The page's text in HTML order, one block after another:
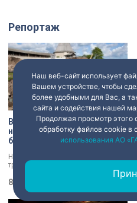
Репортаж
В Старой Ладоге археологи
нашли крест XI века и
боевой топор – главные
Находки, которые вызывают
трепет даже у специалистов!
Нательный крест возрастом более
тысячи лет и боевой топор – вот
главные трофеи археологической
экспедиции в Старой Ладоге в
8 августа 2026
Наш веб-сайт использует
Вашем устройстве, чтобы
более удобными для Вас, а
сайта и содействия нашей
Продолжая просмотр этого
обработку файлов cookie в
использования АО